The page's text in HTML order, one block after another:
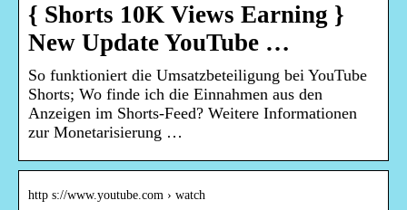
{ Shorts 10K Views Earning }
New Update YouTube …
So funktioniert die Umsatzbeteiligung bei YouTube
Shorts; Wo finde ich die Einnahmen aus den
Anzeigen im Shorts-Feed? Weitere Informationen
zur Monetarisierung …
http s://www.youtube.com › watch